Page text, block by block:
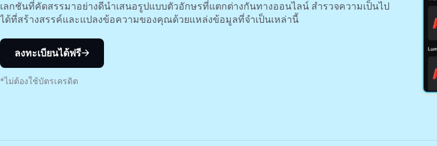
เลกชันที่คัดสรรมาอย่างดีนำเสนอรูปแบบตัวอักษรที่แตกต่างกันทางออนไลน์ สำรวจความเป็นไป
ได้ที่สร้างสรรค์และแปลงข้อความของคุณด้วยแหล่งข้อมูลที่จำเป็นเหล่านี้
ลงทะเบียนได้ฟรี
*ไม่ต้องใช้บัตรเครดิต